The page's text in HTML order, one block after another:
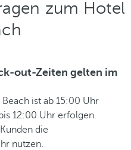
zum Hotel
out-Zeiten gelten im
ist ab 15:00 Uhr
12:00 Uhr erfolgen.
die
nutzen.